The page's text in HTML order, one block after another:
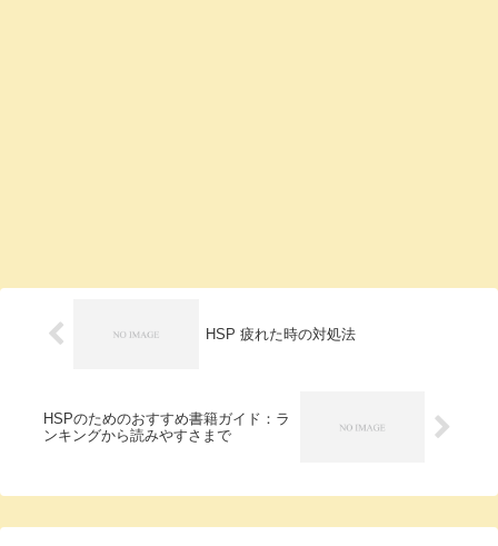
HSP 疲れた時の対処法
HSPのためのおすすめ書籍ガイド：ラ
ンキングから読みやすさまで